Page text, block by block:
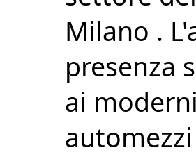
Milano .
presenza
ai